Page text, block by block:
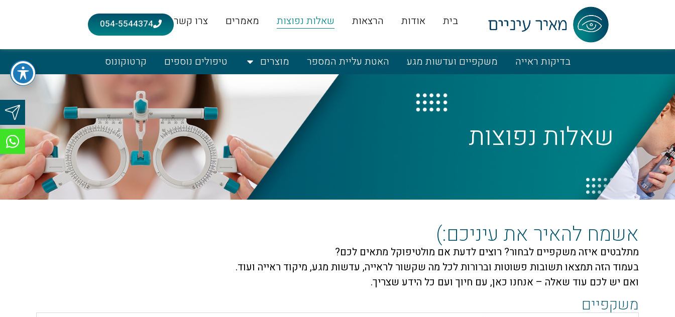
בית אודות הרצאות שאלות נפוצות מאמרים צרו קשר 054-5544374
בדיקות ראייה משקפיים ועדשות מגע האטת עליית המספר מוצרים טיפולים נוספים קרטוקונוס
שאלות נפוצות
אשמח להאיר את עיניכם:)
מתלבטים איזה משקפיים לבחור? רוצים לדעת אם מולטיפוקל מתאים לכם?
בעמוד הזה תמצאו תשובות פשוטות וברורות לכל מה שקשור לראייה, עדשות מגע, מיקוד ראייה ועוד.
ואם יש לכם עוד שאלה – אנחנו כאן, עם חיוך ועם כל הידע שצריך.
משקפיים